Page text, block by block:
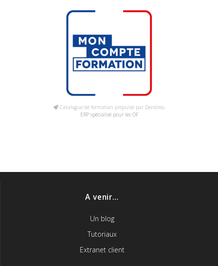
Catalogue de formation propulsé par Dendreo,
ERP spécialisé pour les OF
A venir…
Un blog
Tutoriaux
Extranet client